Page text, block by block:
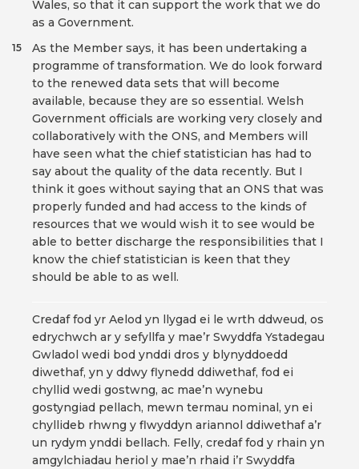
Wales, so that it can support the work that we do
as a Government.
As the Member says, it has been undertaking a
programme of transformation. We do look forward
to the renewed data sets that will become
available, because they are so essential. Welsh
Government officials are working very closely and
collaboratively with the ONS, and Members will
have seen what the chief statistician has had to
say about the quality of the data recently. But I
think it goes without saying that an ONS that was
properly funded and had access to the kinds of
resources that we would wish it to see would be
able to better discharge the responsibilities that I
know the chief statistician is keen that they
should be able to as well.
15
Credaf fod yr Aelod yn llygad ei le wrth ddweud, os
edrychwch ar y sefyllfa y mae’r Swyddfa Ystadegau
Gwladol wedi bod ynddi dros y blynyddoedd
diwethaf, yn y ddwy flynedd ddiwethaf, fod ei
chyllid wedi gostwng, ac mae’n wynebu
gostyngiad pellach, mewn termau nominal, yn ei
chyllideb rhwng y flwyddyn ariannol ddiwethaf a’r
un rydym ynddi bellach. Felly, credaf fod y rhain yn
amgylchiadau heriol y mae’n rhaid i’r Swyddfa